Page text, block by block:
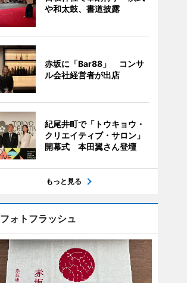
や和太鼓、書道披露
赤坂に「Bar88」 コンサ
ル会社経営者が出店
紀尾井町で「トウキョウ・
クリエイティブ・サロン」
開幕式 本田翼さん登壇
もっと見る
フォトフラッシュ